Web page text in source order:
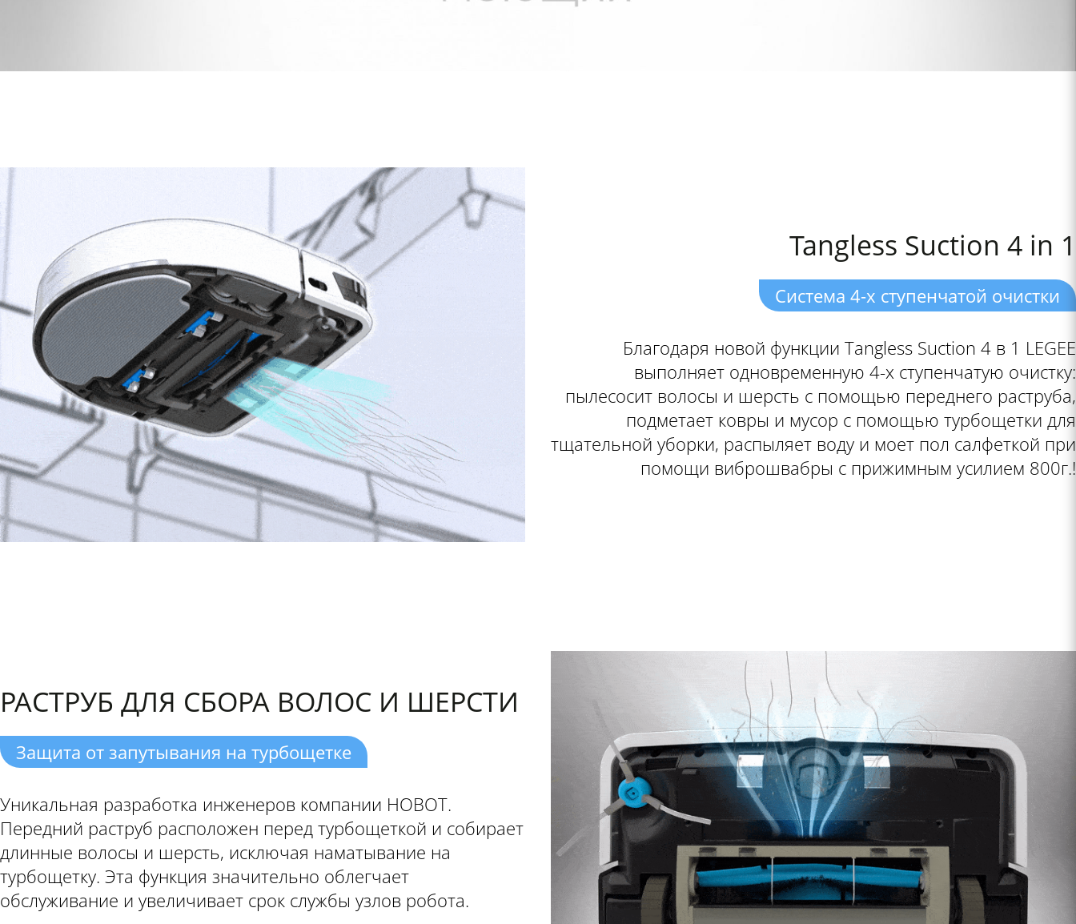
Tangless Suction 4 in 1
Система 4-х ступенчатой очистки
Благодаря новой функции Tangless Suction 4 в 1 LEGEE
выполняет одновременную 4-х ступенчатую очистку:
пылесосит волосы и шерсть с помощью переднего раструба,
подметает ковры и мусор с помощью турбощетки для
тщательной уборки, распыляет воду и моет пол салфеткой при
помощи виброшвабры с прижимным усилием 800г.!
РАСТРУБ ДЛЯ СБОРА ВОЛОС И ШЕРСТИ
Защита от запутывания на турбощетке
Уникальная разработка инженеров компании НОВОТ.
Передний раструб расположен перед турбощеткой и собирает
длинные волосы и шерсть, исключая наматывание на
турбощетку. Эта функция значительно облегчает
обслуживание и увеличивает срок службы узлов робота.